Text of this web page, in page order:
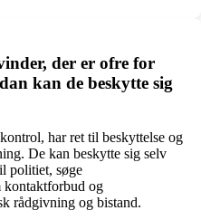
der er ofre for
kan de beskytte sig
har ret til beskyttelse og
De kan beskytte sig selv
politiet, søge
kontaktforbud og
rådgivning og bistand.